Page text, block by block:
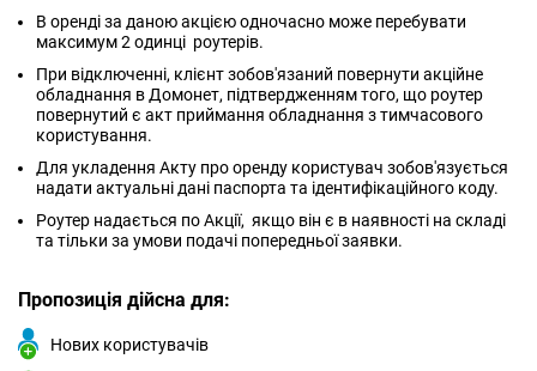
В оренді за даною акцією одночасно може перебувати
максимум 2 одинці роутерів.
При відключенні, клієнт зобов'язаний повернути акційне
обладнання в Домонет, підтвердженням того, що роутер
повернутий є акт приймання обладнання з тимчасового
користування.
Для укладення Акту про оренду користувач зобов'язується
надати актуальні дані паспорта та ідентифікаційного коду.
Роутер надається по Акції, якщо він є в наявності на складі
та тільки за умови подачі попередньої заявки.
Пропозиція дійсна для:
Нових користувачів